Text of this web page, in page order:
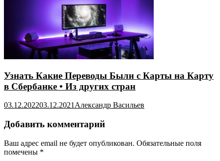
Узнать Какие Переводы Были с Карты на Карту
в Сбербанке • Из других стран
03.12.202203.12.2021 Александр Васильев
Добавить комментарий
Ваш адрес email не будет опубликован. Обязательные поля
помечены *